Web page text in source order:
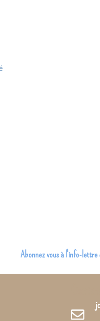
Abonnez vous à l'info-lettre